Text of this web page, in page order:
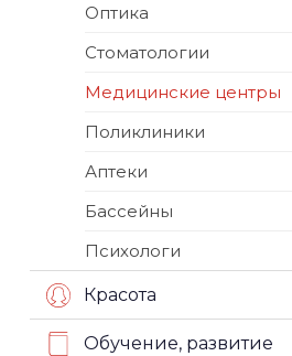
Оптика
Стоматологии
Медицинские центры
Поликлиники
Аптеки
Бассейны
Психологи
Красота
Обучение, развитие